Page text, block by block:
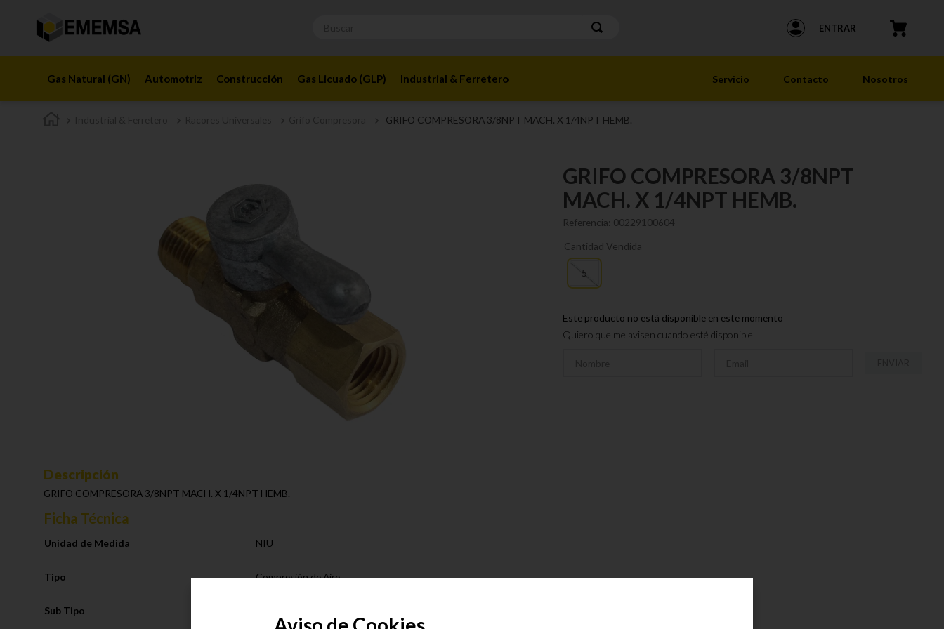
ENTRAR
Gas Natural (GN) Automotriz Construcción Gas Licuado (GLP) Industrial & Ferretero Servicio Contacto Nosotros
GRIFO COMPRESORA 3/8NPT MACH. X 1/4NPT HEMB.
GRIFO COMPRESORA 3/8NPT
MACH. X 1/4NPT HEMB.
Referencia: 00229100604
Cantidad Vendida
5
Este producto no está disponible en este momento
Quiero que me avisen cuando esté disponible
Descripción
GRIFO COMPRESORA 3/8NPT MACH. X 1/4NPT HEMB.
Ficha Técnica
Unidad de Medida NIU
Tipo Compresión de Aire
Sub Tipo